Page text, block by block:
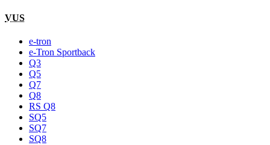
VUS
e-tron
e-Tron Sportback
Q3
Q5
Q7
Q8
RS Q8
SQ5
SQ7
SQ8